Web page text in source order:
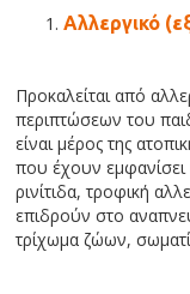
Αλλεργικό
Προκαλείται από
περιπτώσεων του
είναι μέρος της
που έχουν εμφανίσει
ρινίτιδα, τροφική
επιδρούν στο
τρίχωμα ζώων,